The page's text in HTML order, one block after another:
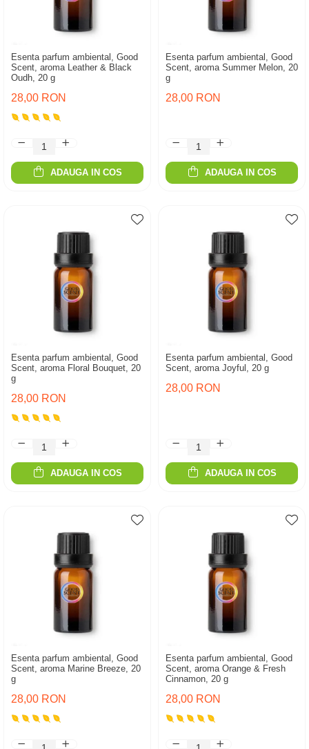
Esenta parfum ambiental, Good
Scent, aroma Leather & Black
Oudh, 20 g
28,00 RON
ADAUGA IN COS
Esenta parfum ambiental, Good
Scent, aroma Summer Melon, 20
g
28,00 RON
ADAUGA IN COS
Esenta parfum ambiental, Good
Scent, aroma Floral Bouquet, 20
g
28,00 RON
ADAUGA IN COS
Esenta parfum ambiental, Good
Scent, aroma Joyful, 20 g
28,00 RON
ADAUGA IN COS
Esenta parfum ambiental, Good
Scent, aroma Marine Breeze, 20
g
28,00 RON
Esenta parfum ambiental, Good
Scent, aroma Orange & Fresh
Cinnamon, 20 g
28,00 RON